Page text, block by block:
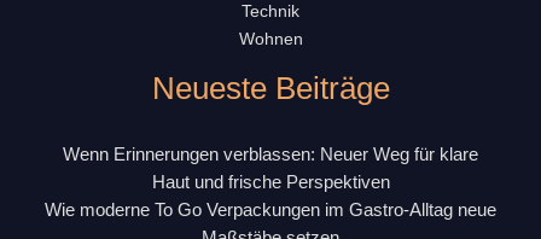
Technik
Wohnen
Neueste Beiträge
Wenn Erinnerungen verblassen: Neuer Weg für klare
Haut und frische Perspektiven
Wie moderne To Go Verpackungen im Gastro-Alltag neue